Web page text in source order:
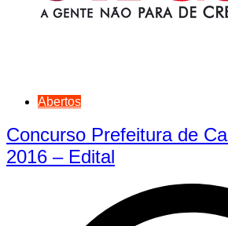
Abertos
Concurso Prefeitura de
2016 – Edital